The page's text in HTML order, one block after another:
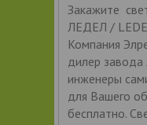
Закажите
ЛЕДЕЛ /
Компания
дилер
инженеры
для Вашего
бесплатно.